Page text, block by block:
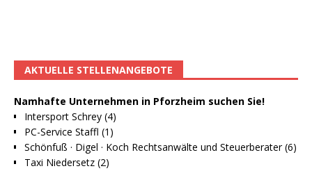
AKTUELLE STELLENANGEBOTE
Namhafte Unternehmen in Pforzheim suchen Sie!
Intersport Schrey (4)
PC-Service Staffl (1)
Schönfuß · Digel · Koch Rechtsanwälte und Steuerberater (6)
Taxi Niedersetz (2)